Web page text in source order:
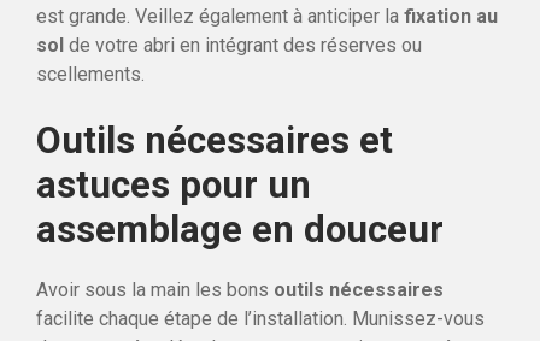
est grande. Veillez également à anticiper la fixation au
sol de votre abri en intégrant des réserves ou
scellements.
Outils nécessaires et
astuces pour un
assemblage en douceur
Avoir sous la main les bons outils nécessaires
facilite chaque étape de l’installation. Munissez-vous